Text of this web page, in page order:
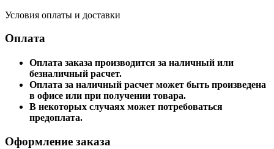
Условия оплаты и доставки
Оплата
Оплата заказа производится за наличный или
безналичный расчет.
Оплата за наличный расчет может быть произведена
в офисе или при получении товара.
В некоторых случаях может потребоваться
предоплата.
Оформление заказа